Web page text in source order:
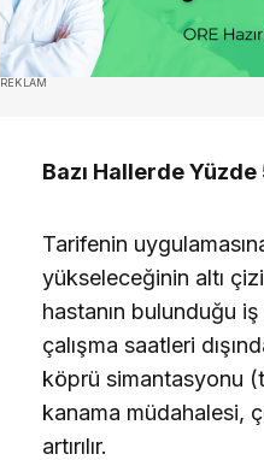
REKLAM
Bazı Hallerde Yüzde
Tarifenin
yükseleceğinin altı
hastanın bulunduğu
çalışma saatleri
köprü simantasyonu
kanama müdahalesi,
artırılır.